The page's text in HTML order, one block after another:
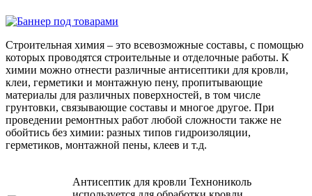
Строительная химия – это всевозможные составы, с помощью
которых проводятся строительные и отделочные работы. К
химии можно отнести различные антисептики для кровли,
клеи, герметики и монтажную пену, пропитывающие
материалы для различных поверхностей, в том числе
грунтовки, связывающие составы и многое другое. При
проведении ремонтных работ любой сложности также не
обойтись без химии: разных типов гидроизоляции,
герметиков, монтажной пены, клеев и т.д.
Антисептик для кровли Технониколь